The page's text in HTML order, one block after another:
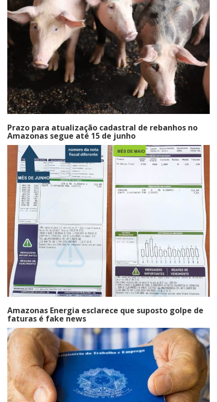
Prazo para atualização cadastral de rebanhos no
Amazonas segue até 15 de junho
Amazonas Energia esclarece que suposto golpe de
faturas é fake news